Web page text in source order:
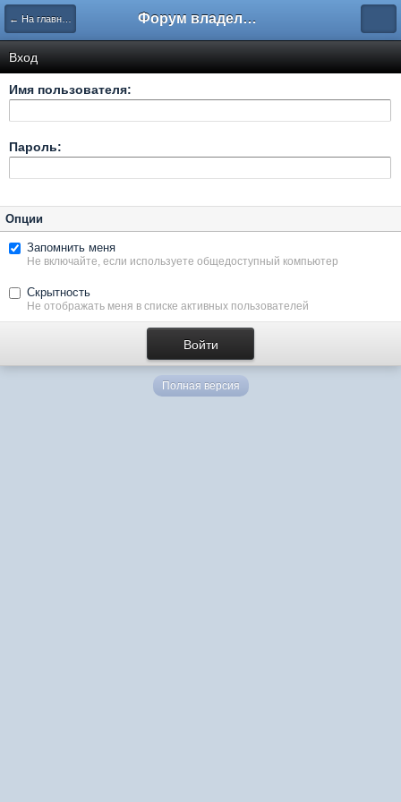
← На главную Форум владельцев интернет-магазинов
Вход
Имя пользователя:
Пароль:
Опции
Запомнить меня
Не включайте, если используете общедоступный компьютер
Скрытность
Не отображать меня в списке активных пользователей
Полная версия